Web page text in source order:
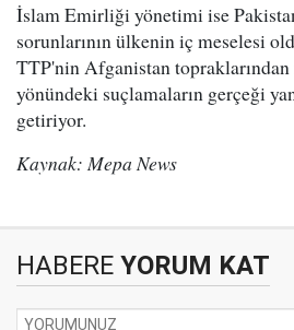
İslam Emirliği yönetimi ise
sorunlarının ülkenin iç meselesi
TTP'nin Afganistan
yönündeki suçlamaların gerçeği
getiriyor.
Kaynak: Mepa News
HABERE YORUM KAT